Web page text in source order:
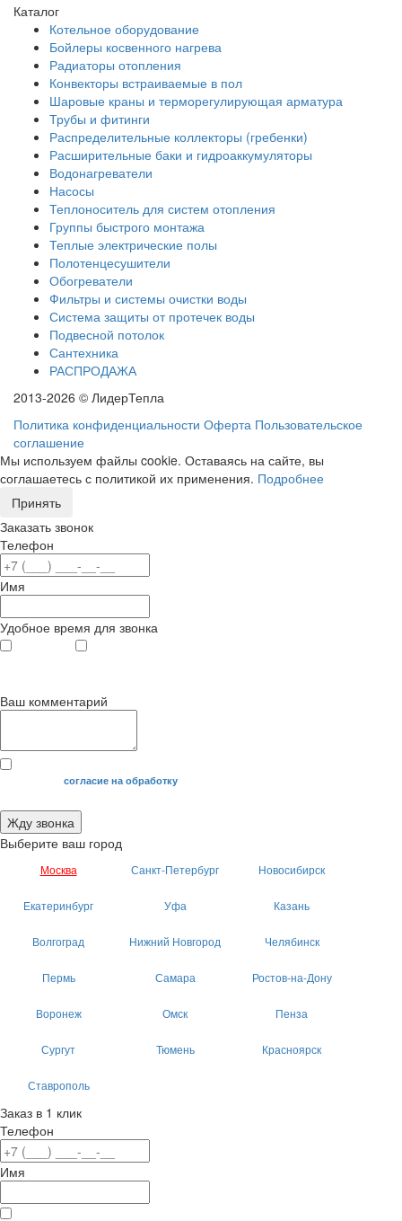
Каталог
Котельное оборудование
Бойлеры косвенного нагрева
Радиаторы отопления
Конвекторы встраиваемые в пол
Шаровые краны и терморегулирующая арматура
Трубы и фитинги
Распределительные коллекторы (гребенки)
Расширительные баки и гидроаккумуляторы
Водонагреватели
Насосы
Теплоноситель для систем отопления
Группы быстрого монтажа
Теплые электрические полы
Полотенцесушители
Обогреватели
Фильтры и системы очистки воды
Система защиты от протечек воды
Подвесной потолок
Сантехника
РАСПРОДАЖА
2013-2026 © ЛидерТепла
Политика конфиденциальности Оферта Пользовательское
соглашение
Мы используем файлы cookie. Оставаясь на сайте, вы
соглашаетесь с политикой их применения. Подробнее
Принять
Заказать звонок
Телефон
Имя
Удобное время для звонка
Ваш комментарий
Я даю своесогласие на обработку
Жду звонка
Выберите ваш город
Москва Санкт-Петербург Новосибирск
Екатеринбург Уфа Казань
Волгоград Нижний Новгород Челябинск
Пермь Самара Ростов-на-Дону
Воронеж Омск Пенза
Сургут Тюмень Красноярск
Ставрополь
Заказ в 1 клик
Телефон
Имя